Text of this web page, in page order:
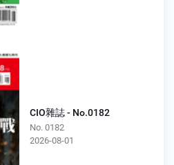
CIO雜誌 - No.0182
No. 0182
2026-08-01